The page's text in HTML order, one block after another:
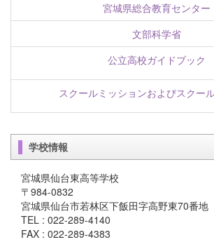
宮城県総合教育センター
文部科学省
公立高校ガイドブック
スクールミッションおよびスクー
学校情報
宮城県仙台東高等学校
〒984-0832
宮城県仙台市若林区下飯田字高野東70番地
TEL : 022-289-4140
FAX : 022-289-4383